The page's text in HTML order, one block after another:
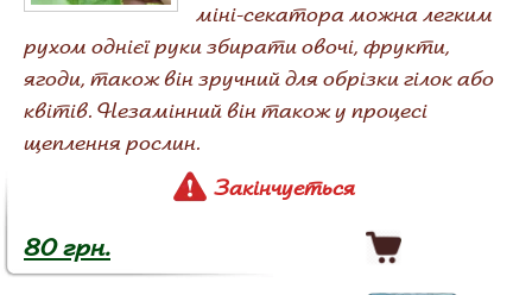
міні-секатора можна легким
рухом однієї руки збирати овочі, фрукти,
ягоди, також він зручний для обрізки гілок або
квітів. Незамінний він також у процесі
щеплення рослин.
Закінчується
80 грн.